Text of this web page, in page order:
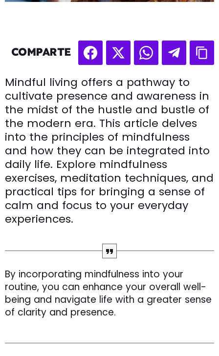
COMPARTE
Mindful living offers a pathway to
cultivate presence and awareness in
the midst of the hustle and bustle of
the modern era. This article delves
into the principles of mindfulness
and how they can be integrated into
daily life. Explore mindfulness
exercises, meditation techniques, and
practical tips for bringing a sense of
calm and focus to your everyday
experiences.
By incorporating mindfulness into your
routine, you can enhance your overall well-
being and navigate life with a greater sense
of clarity and presence.